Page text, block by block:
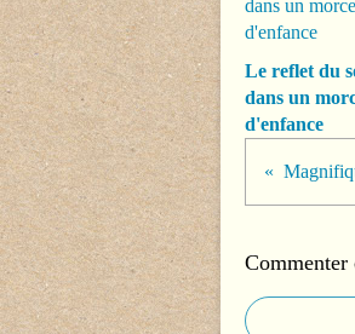
Le reflet du
dans un
d'enfance
Commenter